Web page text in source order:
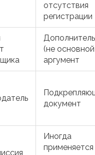
отсутствия
регистрации
(не
аргумент
документ
Иногда
применяется